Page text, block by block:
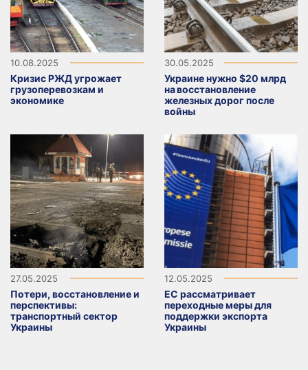
10.08.2025
Кризис РЖД угрожает
грузоперевозкам и
экономике
30.05.2025
Украине нужно $20 млрд
на восстановление
железных дорог после
войны
27.05.2025
Потери, восстановление и
перспективы:
транспортный сектор
Украины
12.05.2025
ЕС рассматривает
переходные меры для
поддержки экспорта
Украины